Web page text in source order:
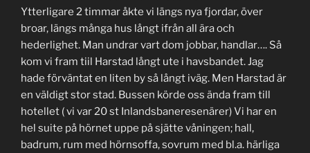
Ytterligare 2 timmar åkte vi längs nya fjordar, över
broar, längs många hus långt ifrån all ära och
hederlighet. Man undrar vart dom jobbar, handlar…. Så
kom vi fram tiil Harstad långt ute i havsbandet. Jag
hade förväntat en liten by så långt iväg. Men Harstad är
en väldigt stor stad. Bussen körde oss ända fram till
hotellet ( vi var 20 st Inlandsbaneresenärer) Vi har en
hel suite på hörnet uppe på sjätte våningen; hall,
badrum, rum med hörnsoffa, sovrum med bl.a. härliga